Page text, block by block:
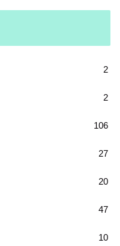
2
2
106
27
20
47
10